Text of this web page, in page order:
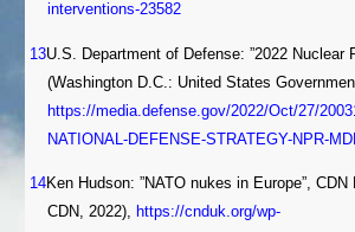
interventions-23582
13U.S. Department of Defense: ”2022 Nuclear
(Washington D.C.: United States
https://media.defense.gov/2022/Oct/27/
NATIONAL-DEFENSE-STRATEGY-NPR-
14Ken Hudson: ”NATO nukes in Europe”, CDN
CDN, 2022), https://cnduk.org/wp-